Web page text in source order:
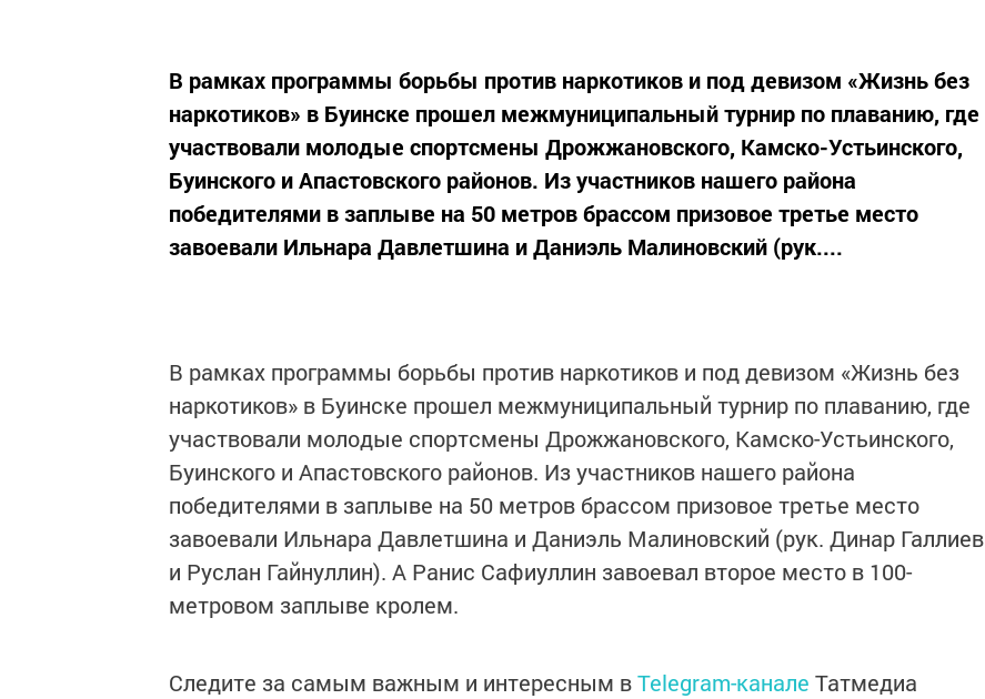
В рамках программы борьбы против наркотиков и под девизом «Жизнь без
наркотиков» в Буинске прошел межмуниципальный турнир по плаванию, где
участвовали молодые спортсмены Дрожжановского, Камско-Устьинского,
Буинского и Апастовского районов. Из участников нашего района
победителями в заплыве на 50 метров брассом призовое третье место
завоевали Ильнара Давлетшина и Даниэль Малиновский (рук....
В рамках программы борьбы против наркотиков и под девизом «Жизнь без
наркотиков» в Буинске прошел межмуниципальный турнир по плаванию, где
участвовали молодые спортсмены Дрожжановского, Камско-Устьинского,
Буинского и Апастовского районов. Из участников нашего района
победителями в заплыве на 50 метров брассом призовое третье место
завоевали Ильнара Давлетшина и Даниэль Малиновский (рук. Динар Галлиев
и Руслан Гайнуллин). А Ранис Сафиуллин завоевал второе место в 100-
метровом заплыве кролем.
Следите за самым важным и интересным вTelegram-канале Татмедиа